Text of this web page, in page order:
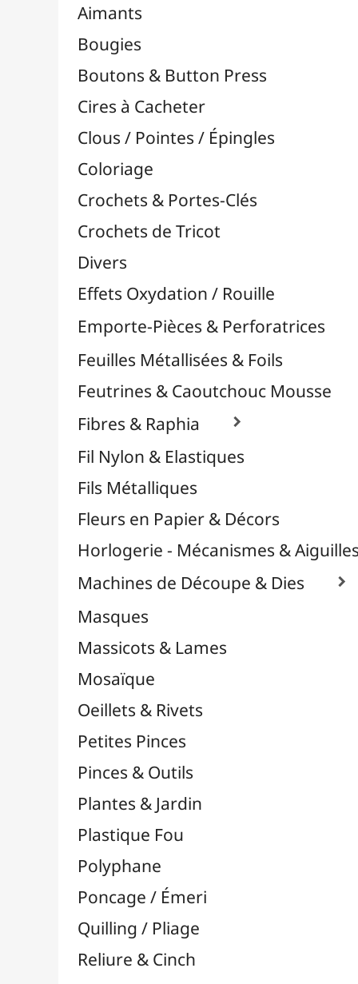
Fibres & Raphia
Fil Nylon & Elastiques
Fils Métalliques
Fleurs en Papier & Décors
Horlogerie - Mécanismes & Aiguilles
Masques
Massicots & Lames
Oeillets & Rivets
Petites Pinces
Plantes & Jardin
Plastique Fou
Poncage / Émeri
Quilling / Pliage
Reliure & Cinch
Sable, Strass & Paillettes 
Confettis
Paillettes
Perles
Stickers / Gommettes
Strass / Pierres Décoratives
Serviettes
Sublimation
Supports en Cercles
Tampons et Encreurs 
Washi Tape / Masking Tape
Modelage / Sculpture
Peintures / Couleurs
Pinceaux & Outils
Résines / Moulage
Supports Dessin & Peinture
Transport / Rangement
Papeterie & Bureau
MARQUES